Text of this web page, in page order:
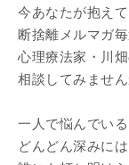
今あなたが抱え
断捨離メルマガ
心理療法家・川
相談してみません
一人で悩んでいる
どんどん深みに